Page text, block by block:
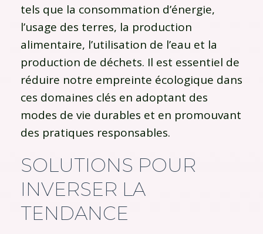
tels que la consommation d’énergie,
l’usage des terres, la production
alimentaire, l’utilisation de l’eau et la
production de déchets. Il est essentiel de
réduire notre empreinte écologique dans
ces domaines clés en adoptant des
modes de vie durables et en promouvant
des pratiques responsables.
SOLUTIONS POUR
INVERSER LA
TENDANCE